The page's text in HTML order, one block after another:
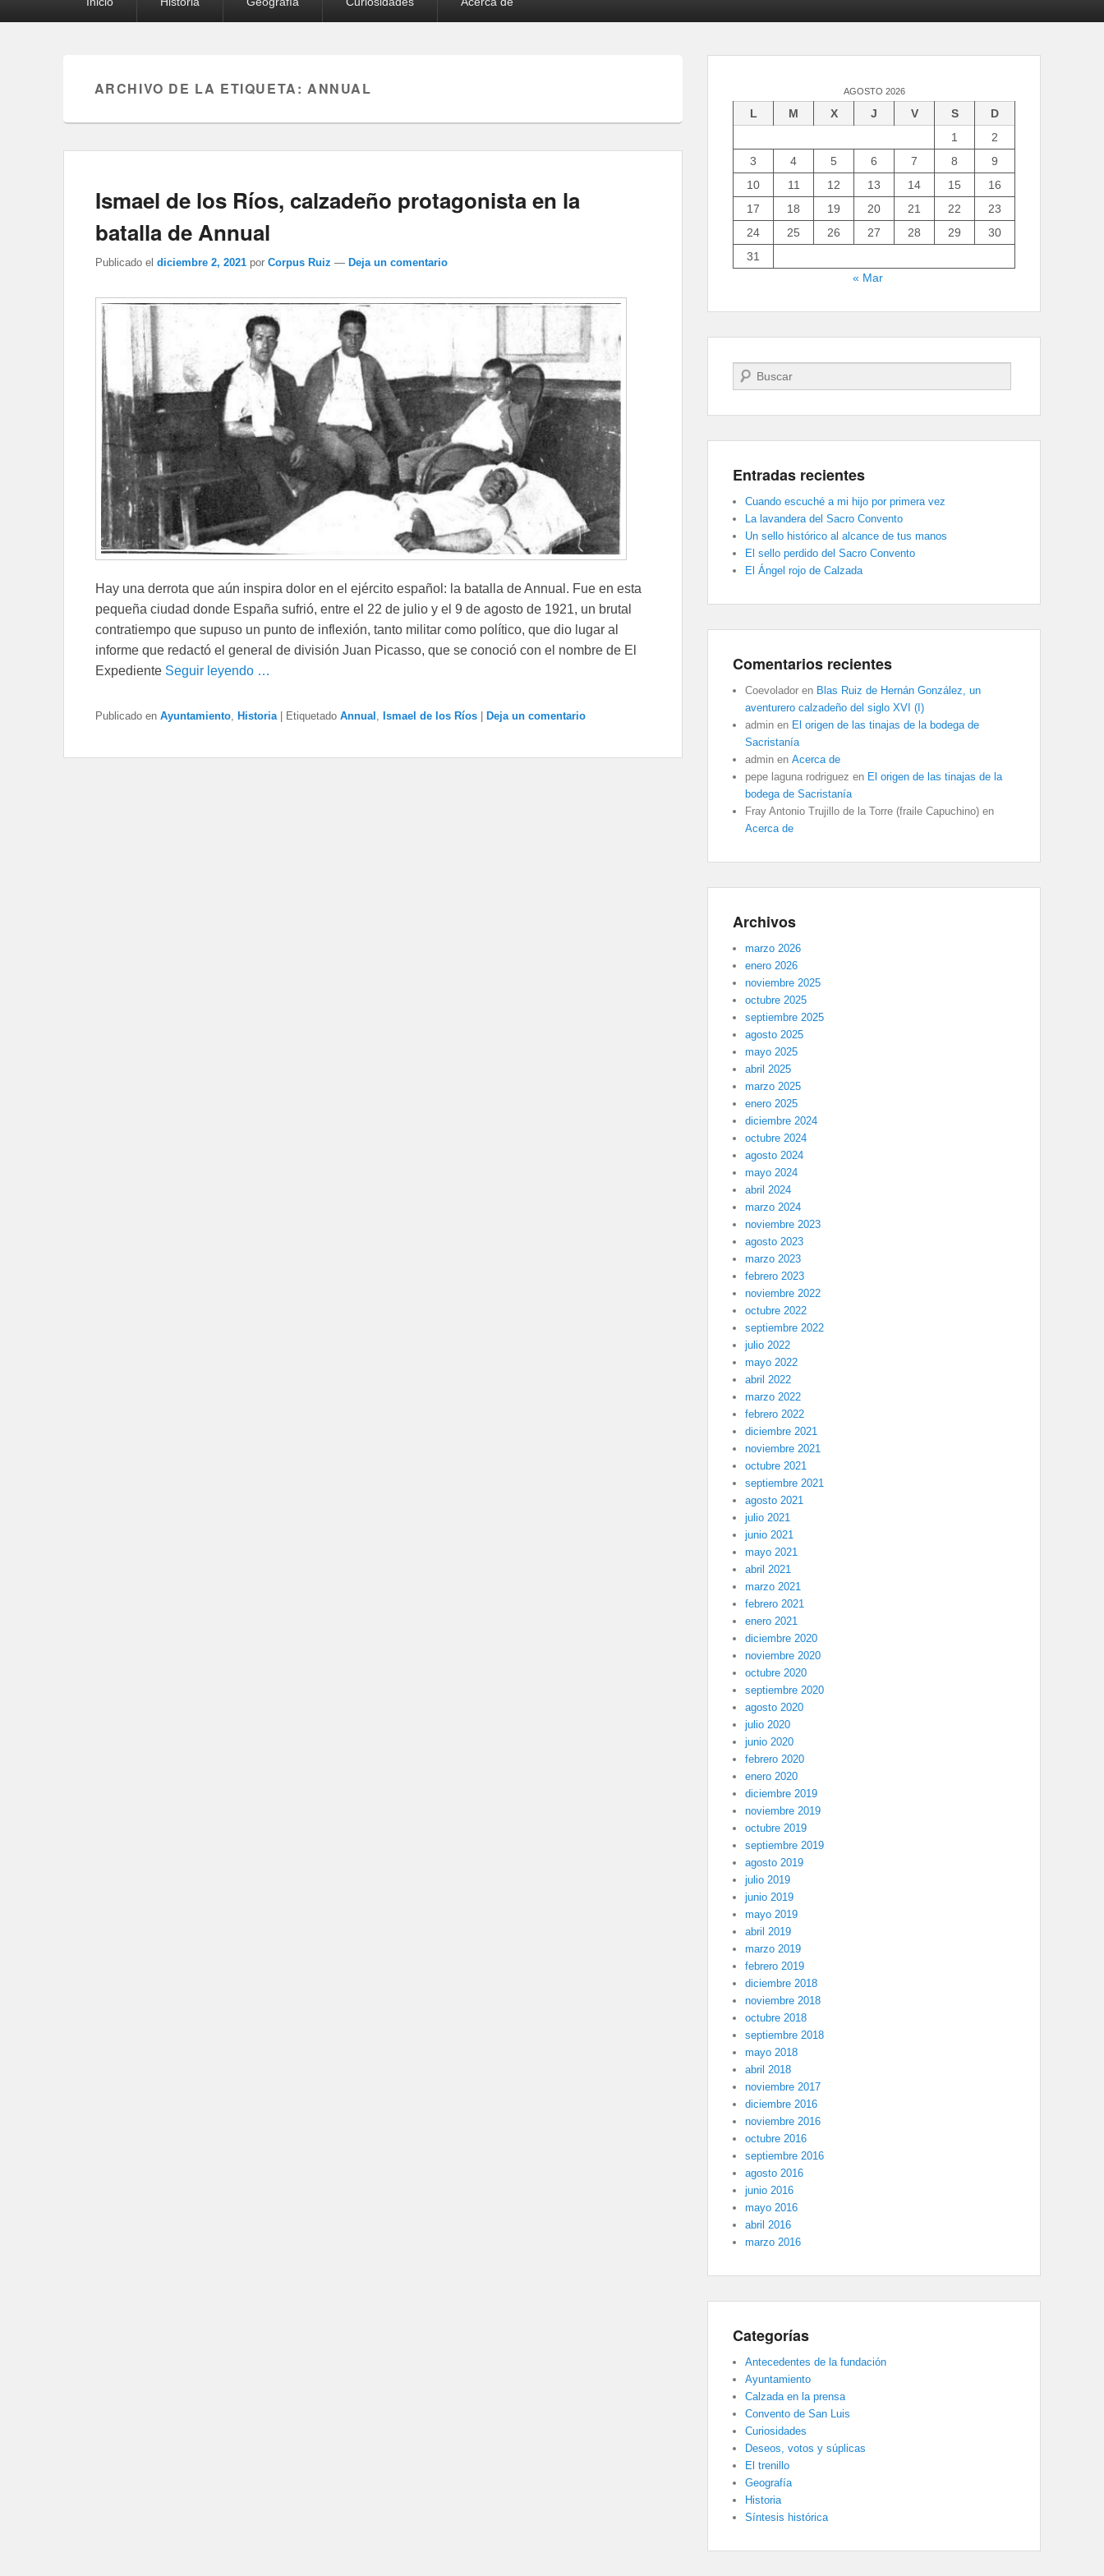
ARCHIVO DE LA ETIQUETA:ANNUAL
Ismael de los Ríos, calzadeño protagonista en la
batalla de Annual
Publicado el diciembre 2, 2021 por Corpus Ruiz — Deja un comentario
Hay una derrota que aún inspira dolor en el ejército español: la batalla de Annual. Fue en esta
pequeña ciudad donde España sufrió, entre el 22 de julio y el 9 de agosto de 1921, un brutal
contratiempo que supuso un punto de inflexión, tanto militar como político, que dio lugar al
informe que redactó el general de división Juan Picasso, que se conoció con el nombre de El
Expediente Seguir leyendo …
Publicado en Ayuntamiento Historia | Etiquetado Annual Ismael de los Ríos | Deja un comentario
AGOSTO 2026
L M X J V S
D
1
2
3
4 5 6 7 8
9
10
11 12 13 14 15
16
17
18 19 20 21 22
23
24
25 26 27 28 29
30
31
« Mar
Buscar
Entradas recientes
Cuando escuché a mi hijo por primera vez
La lavandera del Sacro Convento
Un sello histórico al alcance de tus manos
El sello perdido del Sacro Convento
El Ángel rojo de Calzada
Comentarios recientes
Coevolador en Blas Ruiz de Hernán González, un
aventurero calzadeño del siglo XVI (I)
admin en El origen de las tinajas de la bodega de
Sacristanía
admin en Acerca de
pepe laguna rodriguez en El origen de las tinajas de la
bodega de Sacristanía
Fray Antonio Trujillo de la Torre (fraile Capuchino) en
Acerca de
Archivos
marzo 2026
enero 2026
noviembre 2025
octubre 2025
septiembre 2025
agosto 2025
mayo 2025
abril 2025
marzo 2025
enero 2025
diciembre 2024
octubre 2024
agosto 2024
mayo 2024
abril 2024
marzo 2024
noviembre 2023
agosto 2023
marzo 2023
febrero 2023
noviembre 2022
octubre 2022
septiembre 2022
julio 2022
mayo 2022
abril 2022
marzo 2022
febrero 2022
diciembre 2021
noviembre 2021
octubre 2021
septiembre 2021
agosto 2021
julio 2021
junio 2021
mayo 2021
abril 2021
marzo 2021
febrero 2021
enero 2021
diciembre 2020
noviembre 2020
octubre 2020
septiembre 2020
agosto 2020
julio 2020
junio 2020
febrero 2020
enero 2020
diciembre 2019
noviembre 2019
octubre 2019
septiembre 2019
agosto 2019
julio 2019
junio 2019
mayo 2019
abril 2019
marzo 2019
febrero 2019
diciembre 2018
noviembre 2018
octubre 2018
septiembre 2018
mayo 2018
abril 2018
noviembre 2017
diciembre 2016
noviembre 2016
octubre 2016
septiembre 2016
agosto 2016
junio 2016
mayo 2016
abril 2016
marzo 2016
Categorías
Antecedentes de la fundación
Ayuntamiento
Calzada en la prensa
Convento de San Luis
Curiosidades
Deseos, votos y súplicas
El trenillo
Geografía
Historia
Síntesis histórica